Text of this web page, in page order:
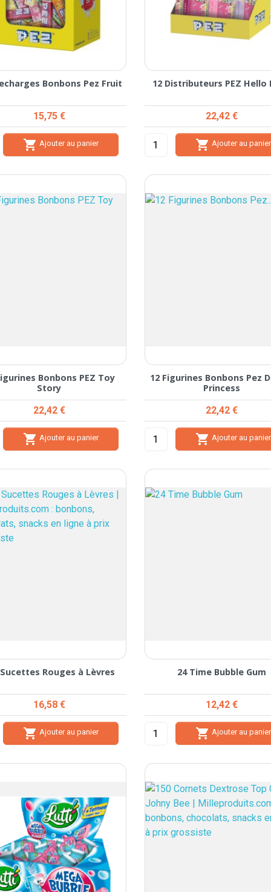
Bonbons Pez Fruit
Prix
15,75 €
 Ajouter au panier
12 Distributeurs PEZ Hello
Prix
22,42 €
 Ajouter au panier
Bonbons PEZ Toy
Story
Prix
22,42 €
 Ajouter au panier
12 Figurines Bonbons Pez
Princess
Prix
22,42 €
 Ajouter au panier
Rouges à Lèvres
Prix
16,58 €
 Ajouter au panier
24 Time Bubble Gum
Prix
12,42 €
 Ajouter au panier